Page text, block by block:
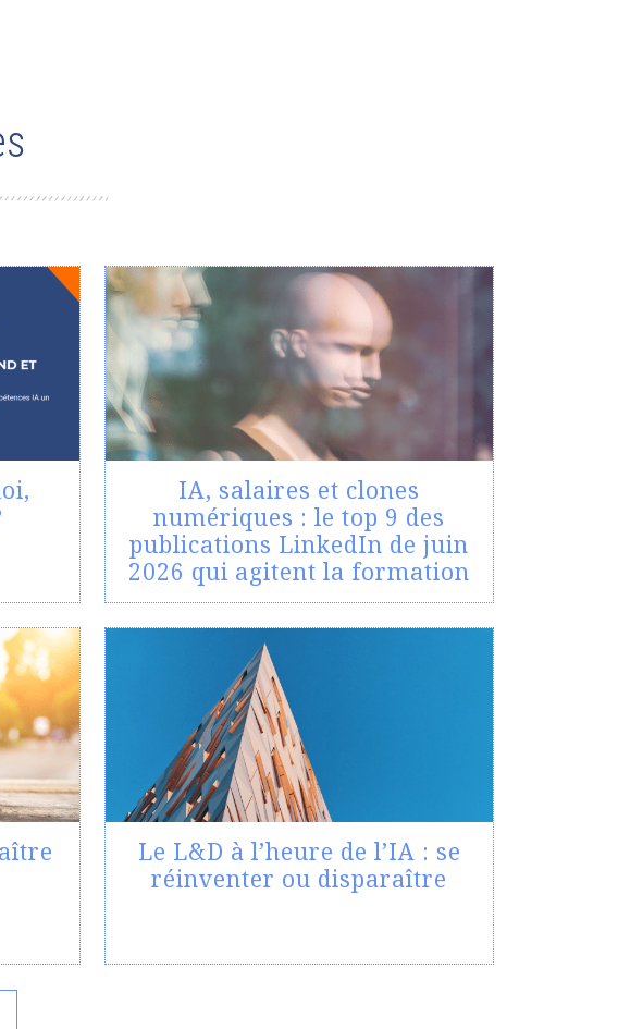
IA, salaires et clones
numériques : le top 9 des
publications LinkedIn de juin
2026 qui agitent la formation
Le L&D à l’heure de l’IA : se
réinventer ou disparaître